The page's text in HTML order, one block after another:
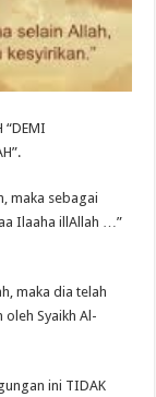
“DEMI
maka sebagai
Ilaaha illAllah …”
maka dia telah
oleh Syaikh Al-
ini TIDAK